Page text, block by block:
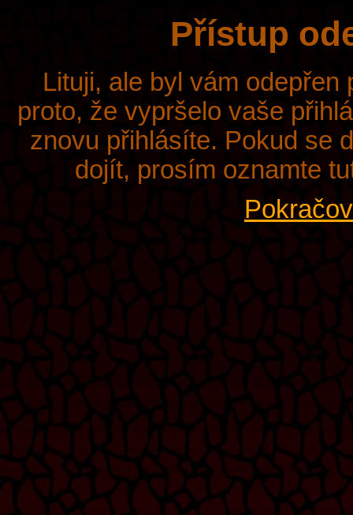
Přístup
Lituji, ale byl vám
proto, že vypršelo vaše
znovu přihlásíte. Pokud se
dojít, prosím oznamte